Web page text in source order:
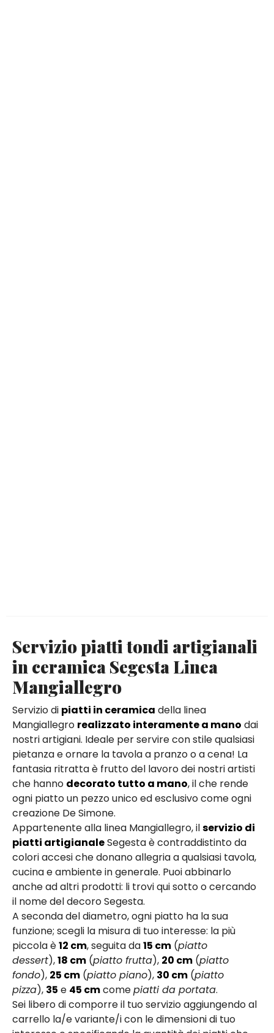
Servizio piatti tondi artigianali
in ceramica Segesta Linea
Mangiallegro
Servizio di piatti in ceramica della linea
Mangiallegro realizzato interamente a mano dai
nostri artigiani. Ideale per servire con stile qualsiasi
pietanza e ornare la tavola a pranzo o a cena! La
fantasia ritratta è frutto del lavoro dei nostri artisti
che hanno decorato tutto a mano, il che rende
ogni piatto un pezzo unico ed esclusivo come ogni
creazione De Simone.
Appartenente alla linea Mangiallegro, ilservizio di
piatti artigianaleSegesta è contraddistinto da
colori accesi che donano allegria a qualsiasi tavola,
cucina e ambiente in generale. Puoi abbinarlo
anche ad altri prodotti: li trovi qui sotto o cercando
il nome del decoro Segesta.
A seconda del diametro, ogni piatto ha la sua
funzione; scegli la misura di tuo interesse: la più
piccola è12 cm, seguita da15 cm (piatto
dessert),18 cm (piatto frutta), 20 cm (piatto
fondo), 25 cm (piatto piano), 30 cm (piatto
pizza), 35 e 45 cmcomepiatti da portata.
Sei libero di comporre il tuo servizio aggiungendo al
carrello la/e variante/i con le dimensioni di tuo